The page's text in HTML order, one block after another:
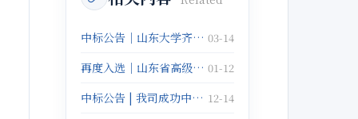
中标公告｜山东大学齐鲁医院无形资产评估服务项目 03-14
再度入选｜山东省高级人民法院对外委托鉴定机构名册 01-12
中标公告 | 我司成功中标趵突泉资产评估项目 12-14